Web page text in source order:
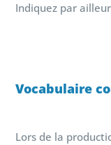
Indiquez par
Vocabulaire
Lors de la